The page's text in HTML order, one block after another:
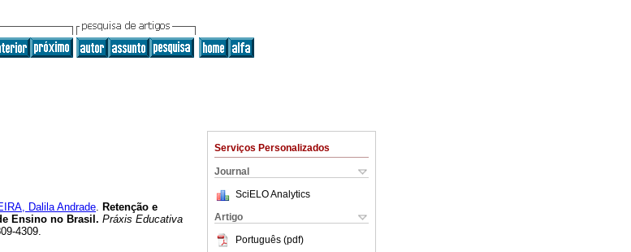
Serviços Personalizados
Journal
SciELO Analytics
Artigo
Português (pdf)
Dalila Andrade. Retenção e
Ensino no Brasil. Práxis Educativa
4309.